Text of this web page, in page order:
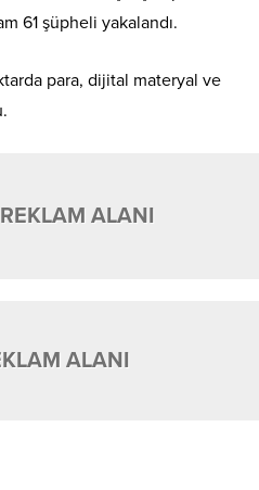
61 şüpheli yakalandı.
para, dijital materyal ve
ALANI
ALANI